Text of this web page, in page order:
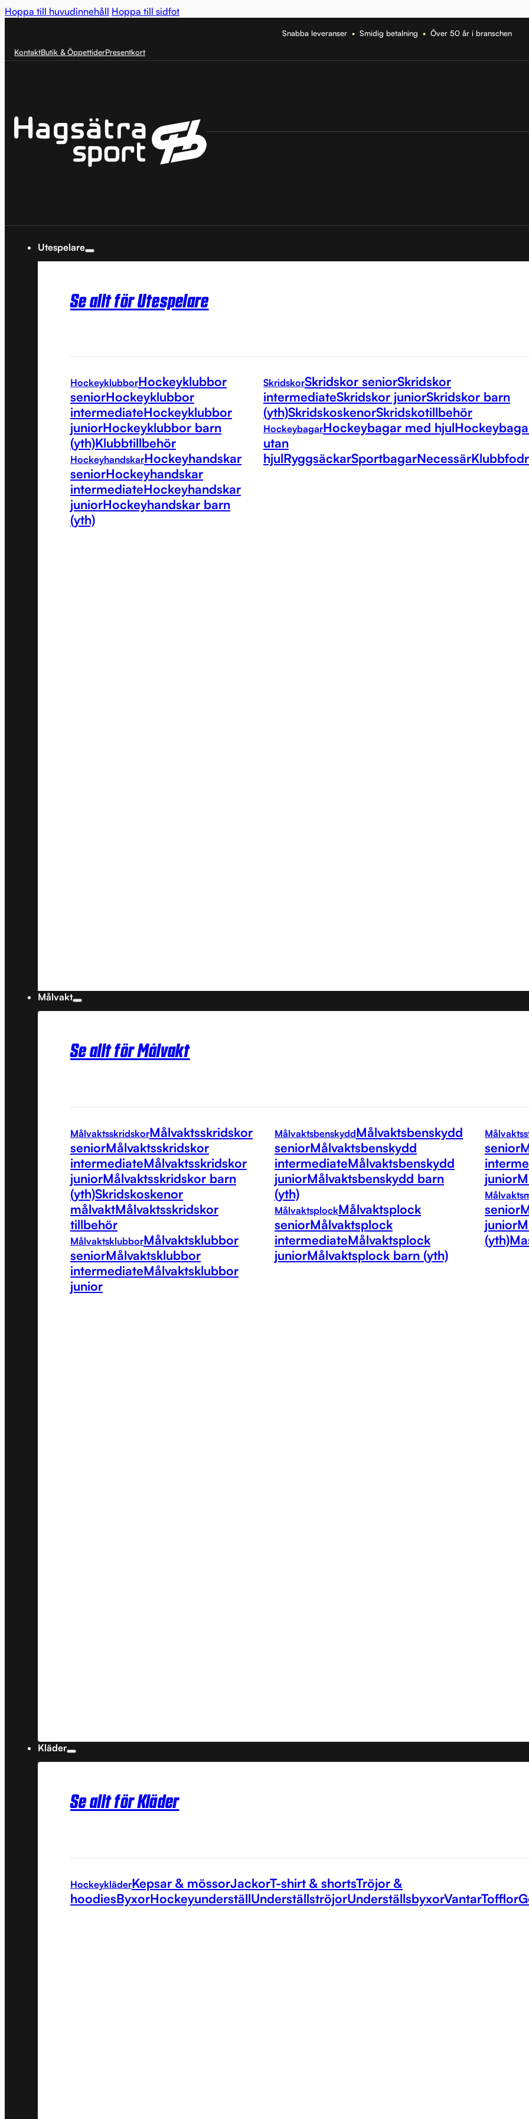
Hoppa till huvudinnehåll Hoppa till sidfot
Snabba leveranser •Smidig betalning •Över 50 år i branschen
KontaktButik & ÖppettiderPresentkort
Utespelare
Se allt för Utespelare
HockeyklubborHockeyklubbor
seniorHockeyklubbor
intermediateHockeyklubbor
juniorHockeyklubbor barn
(yth)Klubbtillbehör
HockeyhandskarHockeyhandskar
seniorHockeyhandskar
intermediateHockeyhandskar
juniorHockeyhandskar barn
(yth)
SkridskorSkridskor seniorSkridskor
intermediateSkridskor juniorSkridskor barn
(yth)SkridskoskenorSkridskotillbehör
HockeybagarHockeybagar med hjul
utan
hjulRyggsäckarSportbagarNecessär
Målvakt
Se allt för Målvakt
MålvaktsskridskorMålvaktsskridskor
seniorMålvaktsskridskor
intermediateMålvaktsskridskor
juniorMålvaktsskridskor barn
(yth)Skridskoskenor
målvaktMålvaktsskridskor
tillbehör
MålvaktsklubborMålvaktsklubbor
seniorMålvaktsklubbor
intermediateMålvaktsklubbor
junior
MålvaktsbenskyddMålvaktsbenskydd
seniorMålvaktsbenskydd
intermediateMålvaktsbenskydd
juniorMålvaktsbenskydd barn
(yth)
MålvaktsplockMålvaktsplock
seniorMålvaktsplock
intermediateMålvaktsplock
juniorMålvaktsplock barn (yth)
senior
junior
senior
junior
(yth)
Kläder
Se allt för Kläder
HockeykläderKepsar & mössorJackorT-shirt & shortsTröjor &
hoodiesByxorHockeyunderställUnderställströjorUnderställsbyxorVantarTofflor